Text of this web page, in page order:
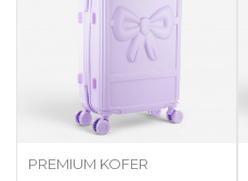
PREMIUM KOFER